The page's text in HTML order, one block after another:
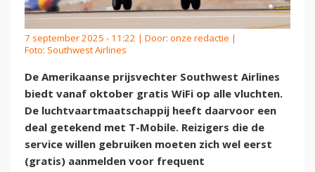
7 september 2025 - 11:22 | Door: onze redactie |
Foto: Southwest Airlines
De Amerikaanse prijsvechter Southwest Airlines
biedt vanaf oktober gratis WiFi op alle vluchten.
De luchtvaartmaatschappij heeft daarvoor een
deal getekend met T-Mobile. Reizigers die de
service willen gebruiken moeten zich wel eerst
(gratis) aanmelden voor frequent